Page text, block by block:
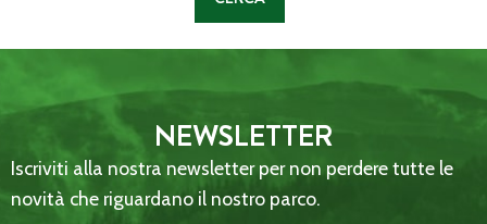
NEWSLETTER
Iscriviti alla nostra newsletter per non perdere tutte le
novità che riguardano il nostro parco.